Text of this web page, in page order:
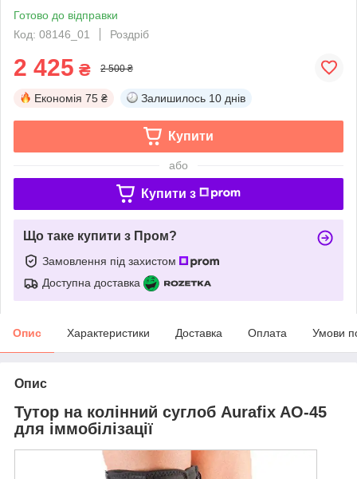
Готово до відправки
Код: 08146_01
Роздріб
2 425 ₴ 2 500 ₴
Економія 75 ₴ Залишилось 10 днів
Купити
або
Купити з
Що таке купити з Пром?
Замовлення під захистом
Доступна доставка
Опис Характеристики Доставка Оплата Умови
Опис
Тутор на колінний суглоб Aurafix AO-45
для іммобілізації